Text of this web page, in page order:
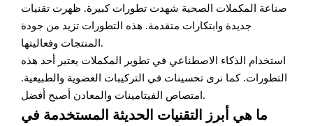
صناعة المكملات الصحية شهدت تطورات كبيرة. ظهرت تقنيات
جديدة وابتكارات متقدمة. هذه التطورات تزيد من جودة
المنتجات وفعاليتها.
استخدام الذكاء الاصطناعي في تطوير المكملات يعتبر أحد هذه
التطورات. كما نرى تحسينات في التركيبات العضوية والطبيعية.
امتصاص الفيتامينات والمعادن أصبح أفضل.
ما هي أبرز التقنيات الحديثة المستخدمة في